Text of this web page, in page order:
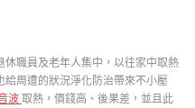
職員及老年人集中，以往家中取熱
周遭的狀況淨化防治帶來不小壓
波取熱，價錢高、後果差，並且此